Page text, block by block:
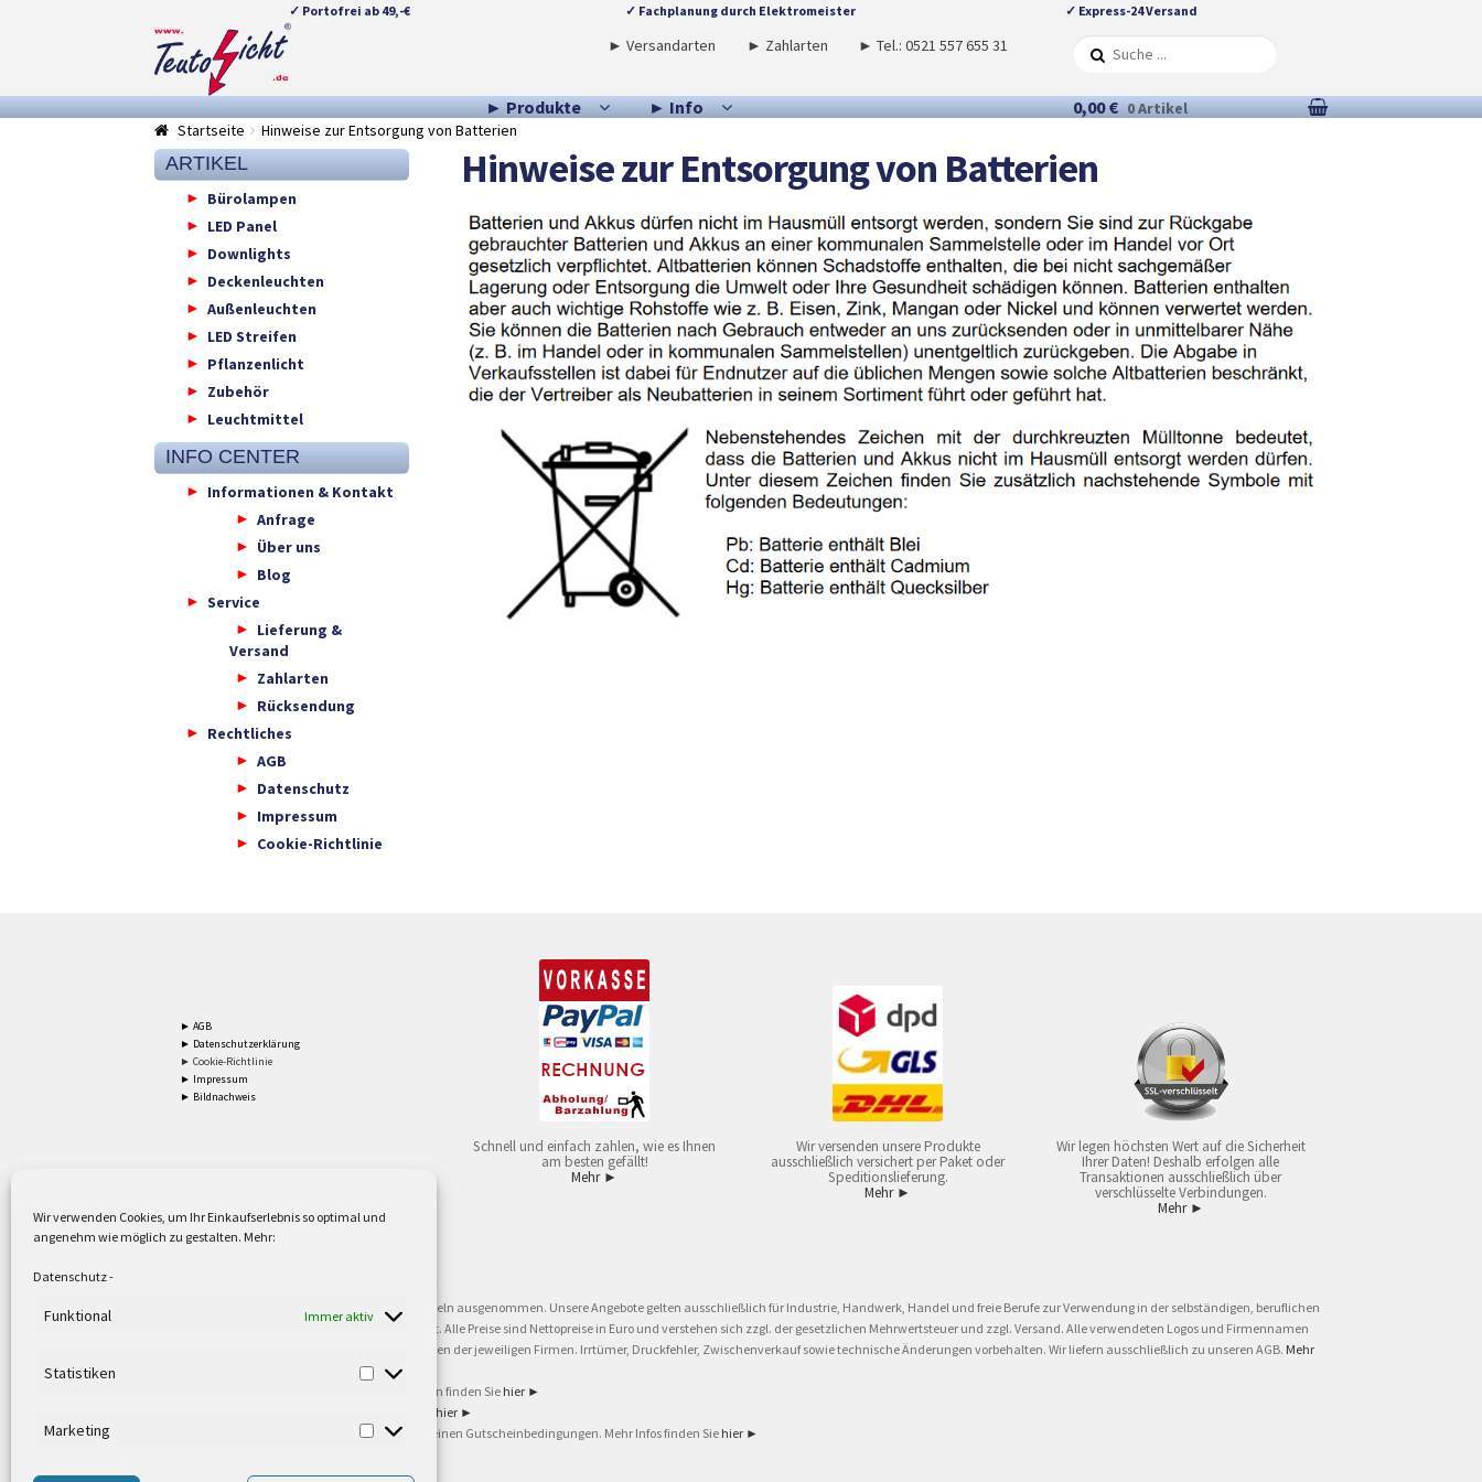
Wir verwenden Cookies, um Ihr Einkaufserlebnis so optimal und
angenehm wie möglich zu gestalten. Mehr:
Datenschutz-
Funktional Immer aktiv
Statistiken
Marketing
✓ Portofrei ab 49,-€ ✓ Fachplanung durch Elektromeister ✓ Express-24 Versand
Zur
Navigation
springen
Springe
zum
► Versandarten ► Zahlarten ► Tel.: 0521 557 655 31
► Produkte ► Info 0,00 € 0 Artikel
Startseite
Hinweise zur Entsorgung von Batterien
Hinweise zur Entsorgung von Batterien
ARTIKEL
Bürolampen
LED Panel
Downlights
Deckenleuchten
Außenleuchten
LED Streifen
Pflanzenlicht
Zubehör
Leuchtmittel
INFO CENTER
Informationen & Kontakt
Anfrage
Über uns
Blog
Service
Lieferung &
Versand
Zahlarten
Rücksendung
Rechtliches
AGB
Datenschutz
Impressum
Cookie-Richtlinie
► AGB
► Datenschutzerklärung
► Cookie-Richtlinie
► Impressum
► Bildnachweis
Schnell und einfach zahlen, wie es Ihnen
am besten gefällt!
Mehr ►
Wir versenden unsere Produkte
ausschließlich versichert per Paket oder
Speditionslieferung.
Mehr ►
Wir legen höchsten Wert auf die Sicherheit
Ihrer Daten! Deshalb erfolgen alle
Transaktionen ausschließlich über
verschlüsselte Verbindungen.
Mehr ►
Versandkostenfrei ab 59,90 € Nettowarenwert. Inseln ausgenommen. Unsere Angebote gelten ausschließlich für Industrie, Handwerk, Handel und freie Berufe zur Verwendung in der selbständigen, beruflichen
oder gewerblichen Tätigkeit. Kein Verkauf an privat. Alle Preise sind Nettopreise in Euro und verstehen sich zzgl. der gesetzlichen Mehrwertsteuer und zzgl. Versand. Alle verwendeten Logos und Firmennamen
sind Warenzeichen oder eingetragene Warenzeichen der jeweiligen Firmen. Irrtümer, Druckfehler, Zwischenverkauf sowie technische Änderungen vorbehalten. Wir liefern ausschließlich zu unseren AGB. Mehr
Weitere Informationen und Zahlungsbedingungen finden Sie hier ►
hier ►
Ab 79,- Nettowarenwert. Es gelten unsere allgemeinen Gutscheinbedingungen. Mehr Infos finden Sie hier ►
©2002-2021 TEUTO LICHT GmbH